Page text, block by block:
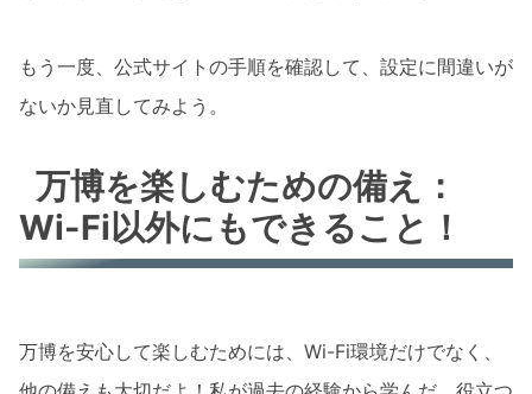
もう一度、公式サイトの手順を確認して、設定に間違いが
ないか見直してみよう。
万博を楽しむための備え：
Wi-Fi以外にもできること！
万博を安心して楽しむためには、Wi-Fi環境だけでなく、